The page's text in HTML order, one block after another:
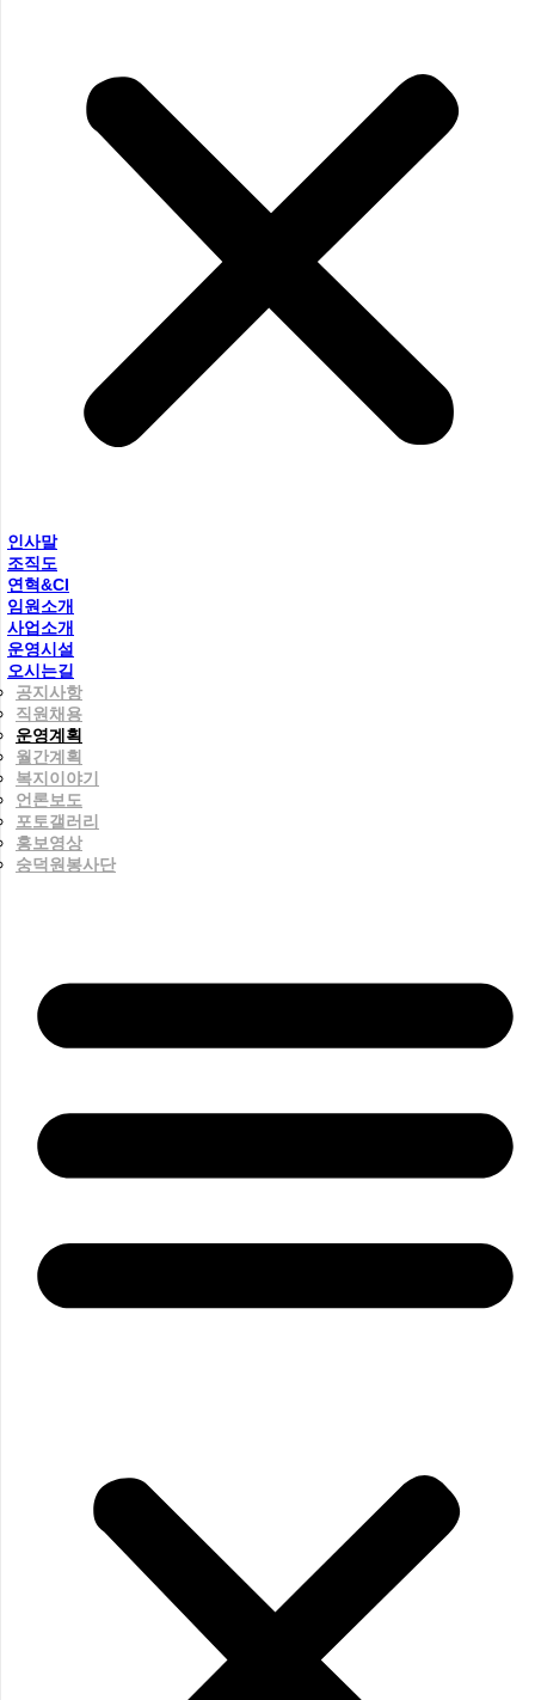
인사말
조직도
연혁&CI
임원소개
사업소개
운영시설
오시는길
공지사항
직원채용
운영계획
월간계획
복지이야기
언론보도
포토갤러리
홍보영상
숭덕원봉사단